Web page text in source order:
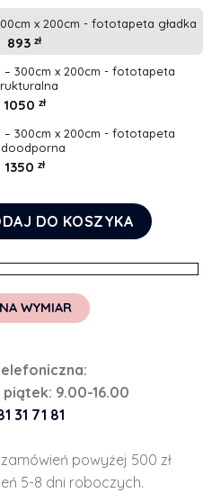
x 200cm - fototapeta gładka
893 zł
300cm x 200cm - fototapeta
1050 zł
300cm x 200cm - fototapeta
1350 zł
DO KOSZYKA
WYMIAR
9.00-16.00
31 71 81
powyżej 500 zł
5-8 dni roboczych.